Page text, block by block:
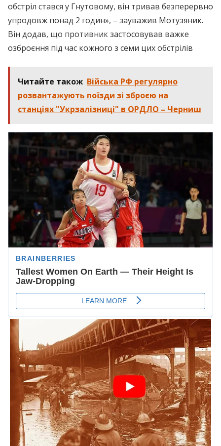
обстріл стався у Гнутовому, він тривав безперервно
упродовж понад 2 годин», – зауважив Мотузяник.
Він додав, що противник застосовував важке
озброєння під час кожного з семи цих обстрілів
Читайте також Війська РФ регулярно
розвантажують поїзди зі зброєю на
станціях "Укрзалізниці" в ОРДЛО – Черниш